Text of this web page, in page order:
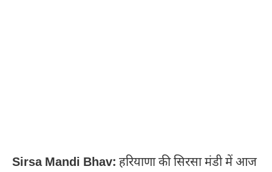
Sirsa Mandi Bhav: हरियाणा की सिरसा मंडी में आज